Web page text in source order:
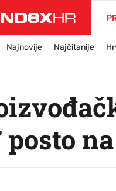
Najnovije Najčitanije
posto